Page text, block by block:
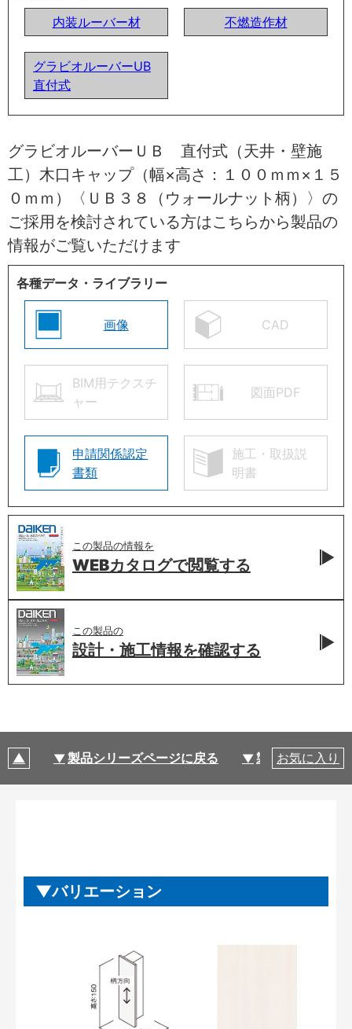
内装ルーバー材
不燃造作材
グラビオルーバーUB
直付式
グラビオルーバーＵＢ 直付式（天井・壁施
工）木口キャップ（幅×高さ：１００ｍｍ×１５
０ｍｍ）〈ＵＢ３８（ウォールナット柄）〉の
ご採用を検討されている方はこちらから製品の
情報がご覧いただけます
各種データ・ライブラリー
画像 CAD
BIM用テクスチ
ャー
図面PDF
申請関係認定
書類
施工・取扱説
明書
この製品の情報を
WEBカタログで閲覧する
この製品の
設計・施工情報を確認する
製品シリーズページに戻る 製品仕様
お気に入り
バリエーション